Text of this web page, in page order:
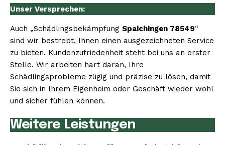
Unser Versprechen:
Auch „Schädlingsbekämpfung Spaichingen 78549“
sind wir bestrebt, Ihnen einen ausgezeichneten Service
zu bieten. Kundenzufriedenheit steht bei uns an erster
Stelle. Wir arbeiten hart daran, Ihre
Schädlingsprobleme zügig und präzise zu lösen, damit
Sie sich in Ihrem Eigenheim oder Geschäft wieder wohl
und sicher fühlen können.
Weitere Leistungen